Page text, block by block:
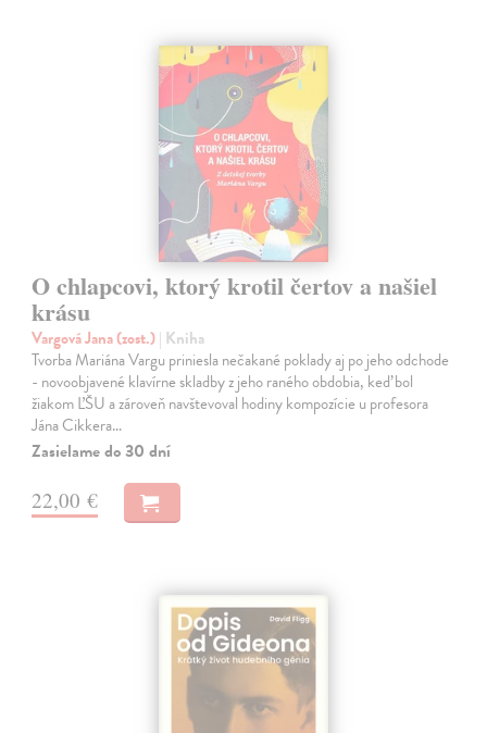
O chlapcovi, ktorý krotil čertov a našiel
krásu
Vargová Jana (zost.)| Kniha
Tvorba Mariána Vargu priniesla nečakané poklady aj po jeho odchode
- novoobjavené klavírne skladby z jeho raného obdobia, keď bol
žiakom ĽŠU a zároveň navštevoval hodiny kompozície u profesora
Jána Cikkera…
Zasielame do 30 dní
22,00 €